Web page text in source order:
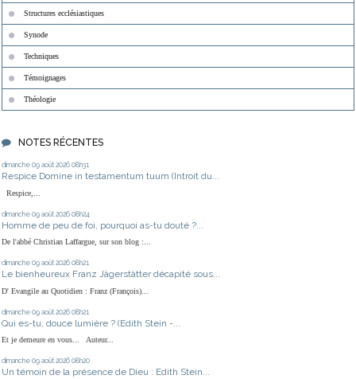
Structures ecclésiastiques
Synode
Techniques
Témoignages
Théologie
NOTES RÉCENTES
dimanche 09 août 2026 08h31
Respice Domine in testamentum tuum (Introit du...
Respice,...
dimanche 09 août 2026 08h24
Homme de peu de foi, pourquoi as-tu douté ?...
De l'abbé Christian Laffargue, sur son blog :...
dimanche 09 août 2026 08h21
Le bienheureux Franz Jägerstätter décapité sous...
D' Evangile au Quotidien : Franz (François)...
dimanche 09 août 2026 08h21
Qui es-tu, douce lumière ? (Edith Stein -...
Et je demeure en vous... Auteur...
dimanche 09 août 2026 08h20
Un témoin de la présence de Dieu : Edith Stein...